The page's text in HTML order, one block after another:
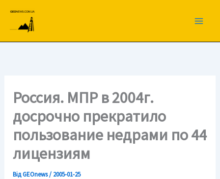
вмісту
Россия. МПР в 2004г.
досрочно прекратило
пользование недрами по 44
лицензиям
ВідGEOnews/ 2005-01-25